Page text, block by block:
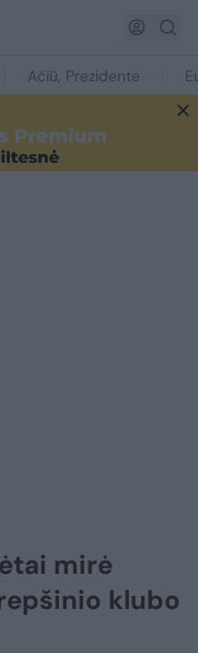
Ačiū, Prezidente
mirė
klubo